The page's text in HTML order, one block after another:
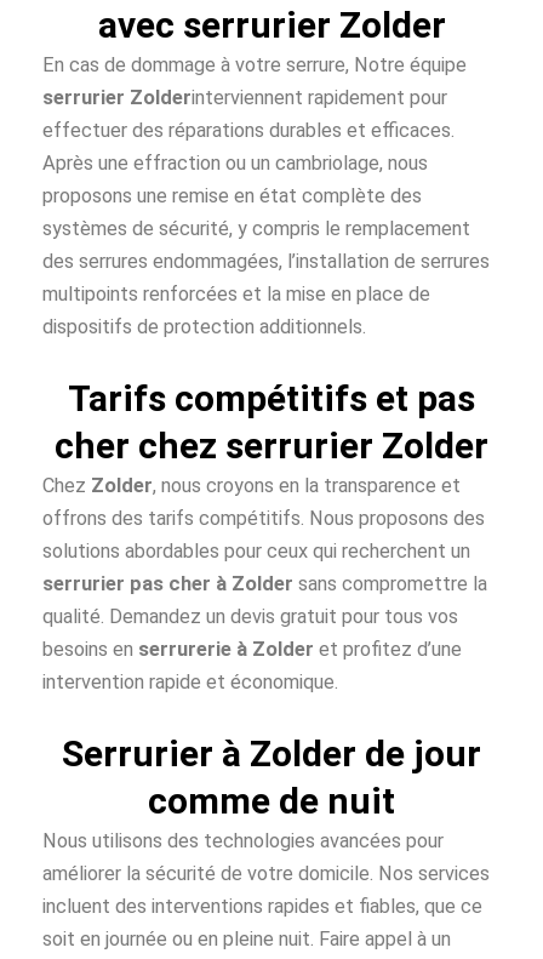
avec serrurier Zolder
En cas de dommage à votre serrure, Notre équipe
serrurier Zolderinterviennent rapidement pour
effectuer des réparations durables et efficaces.
Après une effraction ou un cambriolage, nous
proposons une remise en état complète des
systèmes de sécurité, y compris le remplacement
des serrures endommagées, l’installation de serrures
multipoints renforcées et la mise en place de
dispositifs de protection additionnels.
Tarifs compétitifs et pas
cher chez serrurier Zolder
Chez Zolder, nous croyons en la transparence et
offrons des tarifs compétitifs. Nous proposons des
solutions abordables pour ceux qui recherchent un
serrurier pas cher à Zolder sans compromettre la
qualité. Demandez un devis gratuit pour tous vos
besoins en serrurerie à Zolder et profitez d’une
intervention rapide et économique.
Serrurier à Zolder de jour
comme de nuit
Nous utilisons des technologies avancées pour
améliorer la sécurité de votre domicile. Nos services
incluent des interventions rapides et fiables, que ce
soit en journée ou en pleine nuit. Faire appel à un